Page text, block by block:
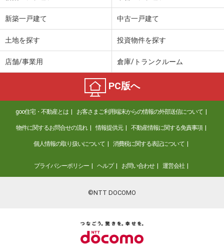
新築一戸建て 中古一戸建て
土地を探す 投資物件を探す
店舗/事業用 倉庫/トランクルーム
PC版へ
goo住宅・不動産とは お客さまご利用端末からの情報の外部送信について
物件に関するお問合せの流れ 情報提供元 不動産情報に関する免責事項
個人情報の取り扱いについて 消費税に関する表記について
プライバシーポリシー ヘルプ お問い合わせ 運営会社
©NTT DOCOMO